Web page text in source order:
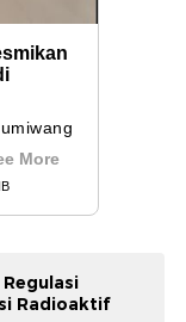
Radioaktif